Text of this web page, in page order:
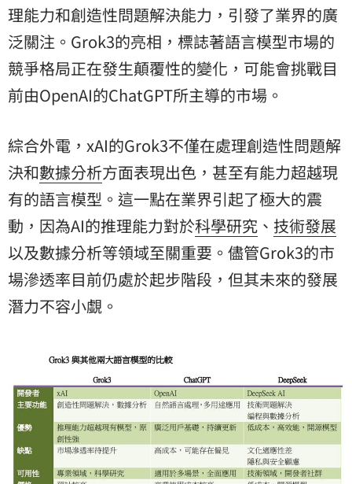
理能力和創造性問題解決能力，引發了業界的廣
泛關注。Grok3的亮相，標誌著語言模型市場的
競爭格局正在發生顛覆性的變化，可能會挑戰目
前由OpenAI的ChatGPT所主導的市場。
綜合外電，xAI的Grok3不僅在處理創造性問題解
決和數據分析方面表現出色，甚至有能力超越現
有的語言模型。這一點在業界引起了極大的震
動，因為AI的推理能力對於科學研究 、 技術發展
以及數據分析等領域至關重要。儘管Grok3的市
場滲透率目前仍處於起步階段，但其未來的發展
潛力不容小覷。